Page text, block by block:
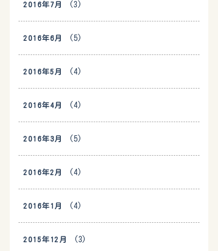
2016年7月 (3)
2016年6月 (5)
2016年5月 (4)
2016年4月 (4)
2016年3月 (5)
2016年2月 (4)
2016年1月 (4)
2015年12月 (3)